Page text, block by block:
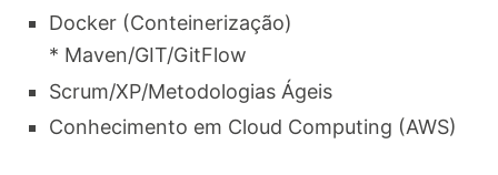
Docker (Conteinerização)​
* Maven/GIT/GitFlow​
Scrum/XP/Metodologias Ágeis​
Conhecimento em Cloud Computing (AWS)​